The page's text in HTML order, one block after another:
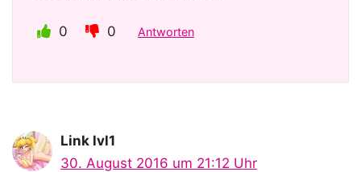
0 0 Antworten
Link lvl1
30. August 2016 um 21:12 Uhr